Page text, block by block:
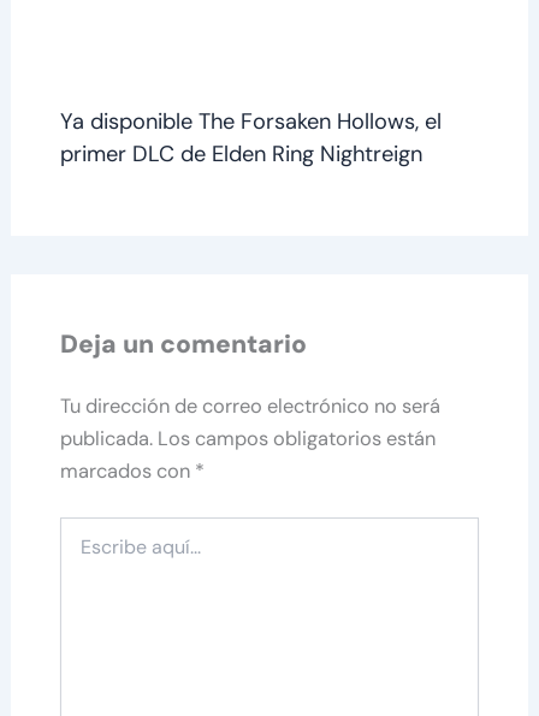
Ya disponible The Forsaken Hollows, el
primer DLC de Elden Ring Nightreign
Deja un comentario
Tu dirección de correo electrónico no será
publicada. Los campos obligatorios están
marcados con *
aquí...